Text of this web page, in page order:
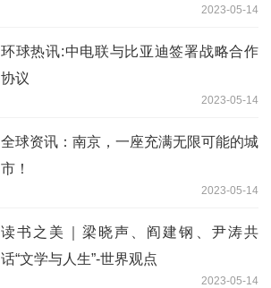
2023-05-14
环球热讯:中电联与比亚迪签署战略合作
协议
2023-05-14
全球资讯：南京，一座充满无限可能的城
市！
2023-05-14
读书之美｜梁晓声、阎建钢、尹涛共
话“文学与人生”-世界观点
2023-05-14